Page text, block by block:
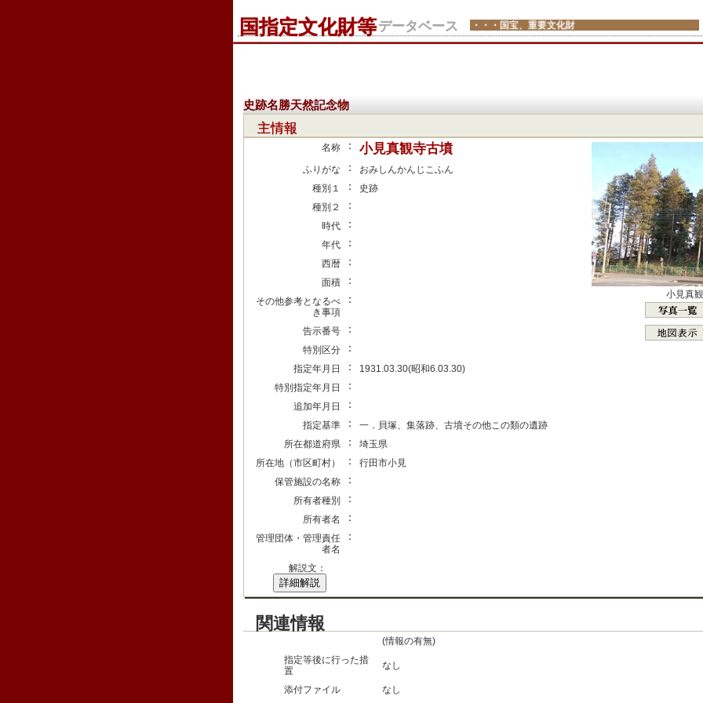
国指定文化財等データベース ・・・国宝、重要文化財
史跡名勝天然記念物
主情報
名称 ： 小見真観寺古墳
ふりがな ：
おみしんかんじこふん
種別１
：
史跡
種別２
：
時代 ：
年代 ：
西暦 ：
面積 ：
その他参考となるべ
き事項
：
告示番号 ：
特別区分 ：
指定年月日 ：
1931.03.30(昭和6.03.30)
特別指定年月日
：
追加年月日 ：
指定基準 ：
一．貝塚、集落跡、古墳その他この類の遺跡
所在都道府県
：
埼玉県
所在地（市区町村）
：
行田市小見
保管施設の名称
：
所有者種別 ：
所有者名 ：
管理団体・管理責任
者名
：
小見真
解説文：
詳細解説
関連情報
(情報の有無)
指定等後に行った措
置
なし
添付ファイル なし